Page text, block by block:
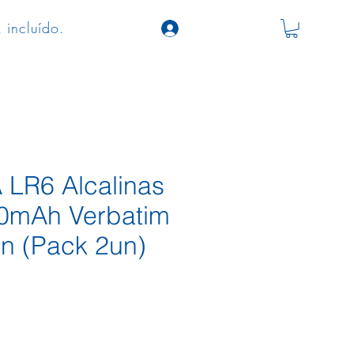
incluído.
LR6 Alcalinas
Verbatim
(Pack 2un)